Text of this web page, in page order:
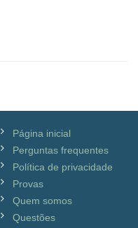
Página inicial
Perguntas frequentes
Política de privacidade
Provas
Quem somos
Questões